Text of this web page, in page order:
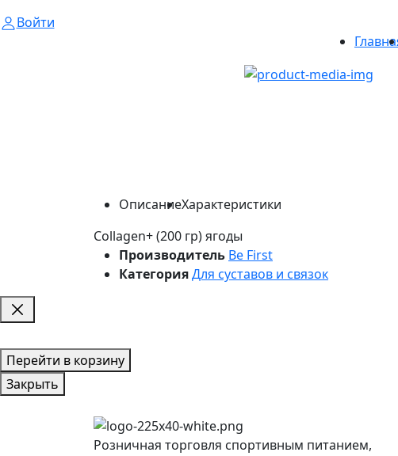
Войти
ОписаниеХарактеристики
Collagen+ (200 гр) ягоды
Производитель Be First
КатегорияДля суставов и связок
Перейти в корзину
Закрыть
Розничная торговля спортивным питанием,